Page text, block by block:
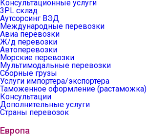
Консультационные услуги
3PL склад
Аутсорсинг ВЭД
Международные перевозки
Авиа перевозки
Ж/д перевозки
Автоперевозки
Морские перевозки
Мультимодальные перевозки
Сборные грузы
Услуги импортера/экспортера
Таможенное оформление (растаможка)
Консультации
Дополнительные услуги
Страны перевозок
Европа